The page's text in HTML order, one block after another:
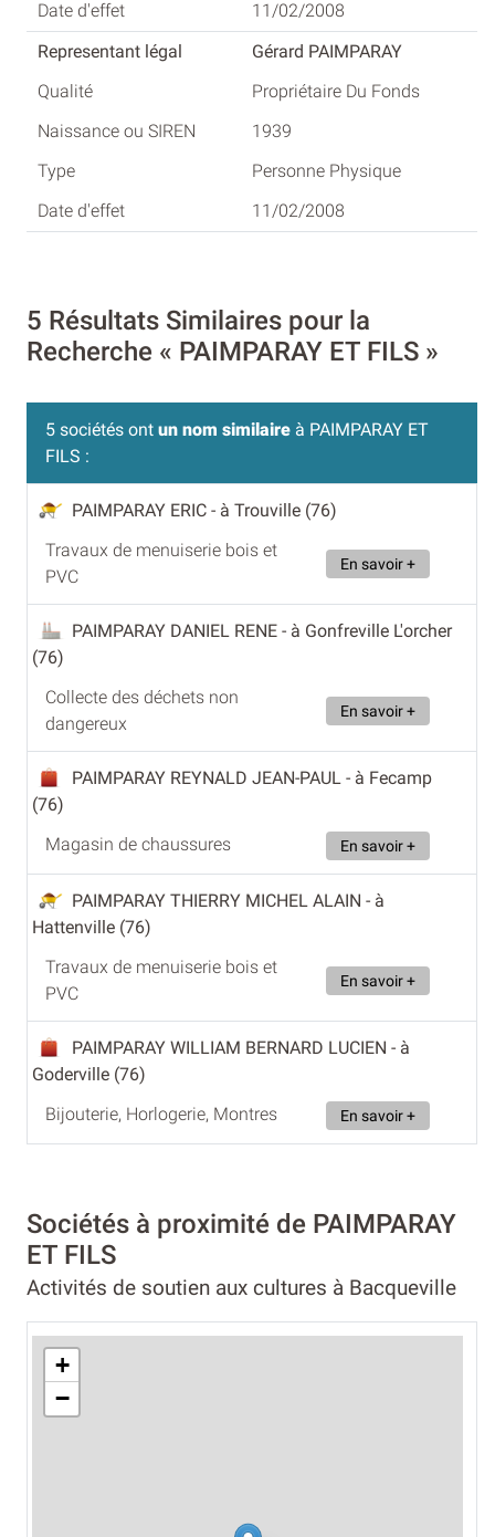
11/02/2008
Gérard PAIMPARAY
Propriétaire Du Fonds
1939
Personne Physique
11/02/2008
5 Résultats Similaires pour la
Recherche « PAIMPARAY ET FILS »
5 sociétés ont un nom similaire à PAIMPARAY ET
FILS :
PAIMPARAY ERIC - à Trouville (76)
Travaux de menuiserie bois et
PVC
En savoir +
PAIMPARAY DANIEL RENE - à Gonfreville L'orcher
(76)
Collecte des déchets non
dangereux
En savoir +
PAIMPARAY REYNALD JEAN-PAUL - à Fecamp
(76)
Magasin de chaussures
En savoir +
PAIMPARAY THIERRY MICHEL ALAIN - à
Hattenville (76)
Travaux de menuiserie bois et
PVC
En savoir +
PAIMPARAY WILLIAM BERNARD LUCIEN - à
Goderville (76)
Bijouterie, Horlogerie, Montres
En savoir +
Sociétés à proximité de PAIMPARAY
ET FILS
Activités de soutien aux cultures à Bacqueville
+
−